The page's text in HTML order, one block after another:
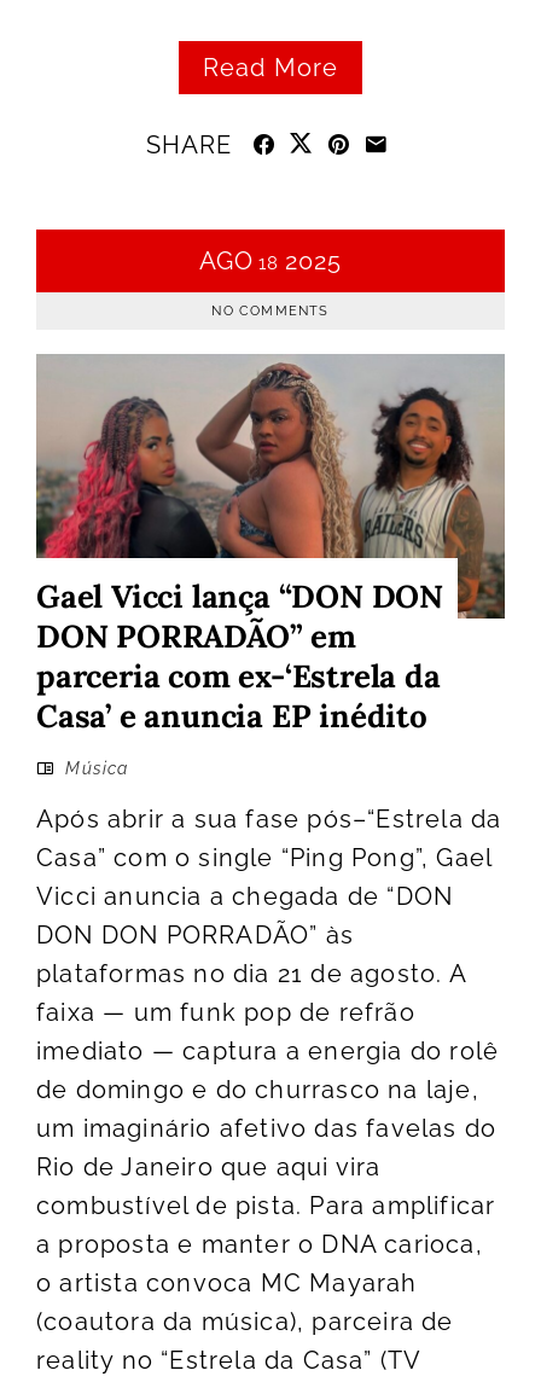
Read More
SHARE
AGO 18 2025
NO COMMENTS
Gael Vicci lança “DON DON
DON PORRADÃO” em
parceria com ex-‘Estrela da
Casa’ e anuncia EP inédito
Música
Após abrir a sua fase pós–“Estrela da
Casa” com o single “Ping Pong”, Gael
Vicci anuncia a chegada de “DON
DON DON PORRADÃO” às
plataformas no dia 21 de agosto. A
faixa — um funk pop de refrão
imediato — captura a energia do rolê
de domingo e do churrasco na laje,
um imaginário afetivo das favelas do
Rio de Janeiro que aqui vira
combustível de pista. Para amplificar
a proposta e manter o DNA carioca,
o artista convoca MC Mayarah
(coautora da música), parceira de
reality no “Estrela da Casa” (TV